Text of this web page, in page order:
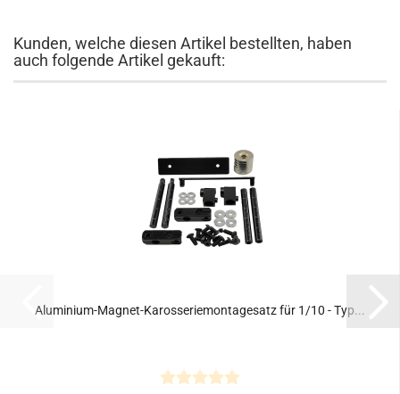
Kunden, welche diesen Artikel bestellten, haben
auch folgende Artikel gekauft:
Aluminium-Magnet-Karosseriemontagesatz für 1/10 - Typ...